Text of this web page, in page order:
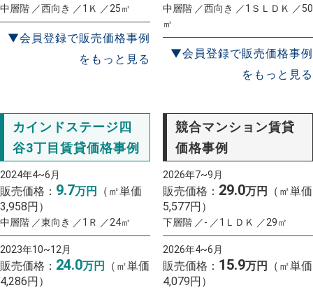
中層階 ／西向き ／1Ｋ ／25㎡
▼会員登録で販売価格事例
をもっと見る
中層階 ／西向き ／1ＳＬＤＫ ／50
㎡
▼会員登録で販売価格事例
をもっと見る
カインドステージ四
谷3丁目賃貸価格事例
2024年4~6月
販売価格： 9.7万円
（㎡単価
3,958円）
中層階 ／東向き ／1Ｒ ／24㎡
2023年10~12月
販売価格： 24.0万円
（㎡単価
4,286円）
競合マンション賃貸
価格事例
2026年7~9月
販売価格： 29.0万円
（㎡単価
5,577円）
下層階 ／- ／1ＬＤＫ ／29㎡
2026年4~6月
販売価格： 15.9万円
（㎡単価
4,079円）